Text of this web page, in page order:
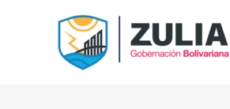
contenido